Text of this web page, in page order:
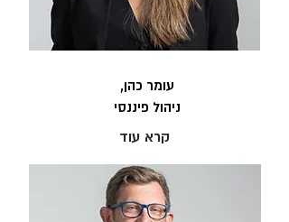
עומר כהן,
ניהול פיננסי
קרא עוד